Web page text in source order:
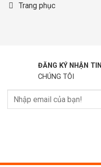
Trang phục
ĐĂNG KÝ NHẬN TIN
CHÚNG TÔI